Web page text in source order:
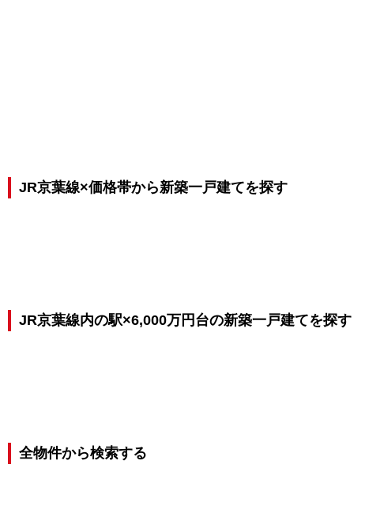
JR京葉線×価格帯から新築一戸建てを探す
JR京葉線内の駅×6,000万円台の新築一戸建てを探す
全物件から検索する